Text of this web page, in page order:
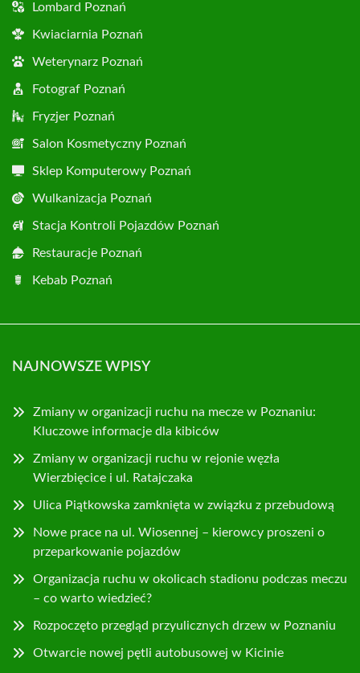
Lombard Poznań
Kwiaciarnia Poznań
Weterynarz Poznań
Fotograf Poznań
Fryzjer Poznań
Salon Kosmetyczny Poznań
Sklep Komputerowy Poznań
Wulkanizacja Poznań
Stacja Kontroli Pojazdów Poznań
Restauracje Poznań
Kebab Poznań
NAJNOWSZE WPISY
Zmiany w organizacji ruchu na mecze w Poznaniu:
Kluczowe informacje dla kibiców
Zmiany w organizacji ruchu w rejonie węzła
Wierzbięcice i ul. Ratajczaka
Ulica Piątkowska zamknięta w związku z przebudową
Nowe prace na ul. Wiosennej – kierowcy proszeni o
przeparkowanie pojazdów
Organizacja ruchu w okolicach stadionu podczas meczu
– co warto wiedzieć?
Rozpoczęto przegląd przyulicznych drzew w Poznaniu
Otwarcie nowej pętli autobusowej w Kicinie